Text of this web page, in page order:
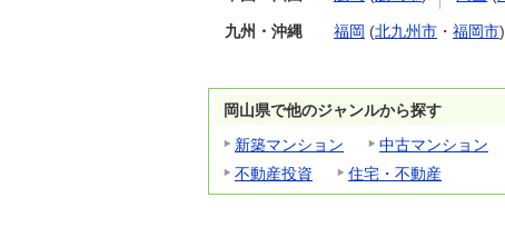
九州・沖縄 福岡 (北九州市 ・ 福岡市)
岡山県で他のジャンルから探す
新築マンション
中古マンション
不動産投資
住宅・不動産